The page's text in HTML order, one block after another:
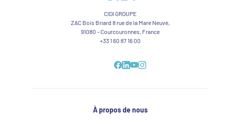
CIDI GROUPE
ZAC Bois Briard 8 rue de la Mare Neuve,
91080 – Courcouronnes, France
+33 1 60 87 16 00
À propos de nous